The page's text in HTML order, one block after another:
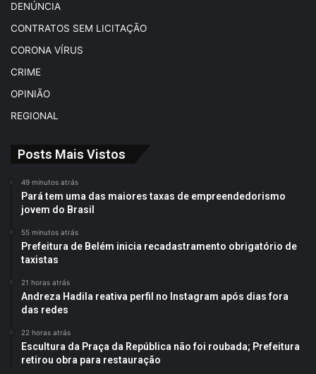
DENÚNCIA
CONTRATOS SEM LICITAÇÃO
CORONA VÍRUS
CRIME
OPINIÃO
REGIONAL
Posts Mais Vistos
49 minutos atrás
Pará tem uma das maiores taxas de empreendedorismo
jovem do Brasil
55 minutos atrás
Prefeitura de Belém inicia recadastramento obrigatório de
taxistas
21 horas atrás
Andreza Hadila reativa perfil no Instagram após dias fora
das redes
22 horas atrás
Escultura da Praça da República não foi roubada; Prefeitura
retirou obra para restauração